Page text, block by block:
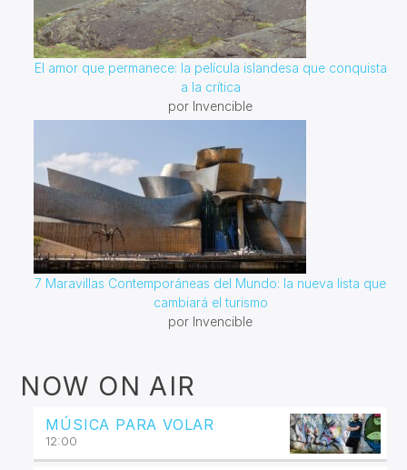
El amor que permanece: la película islandesa que conquista
a la crítica
por Invencible
7 Maravillas Contemporáneas del Mundo: la nueva lista que
cambiará el turismo
por Invencible
NOW ON AIR
MÚSICA PARA VOLAR
12:00